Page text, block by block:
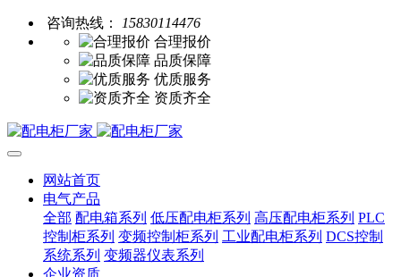
咨询热线：
15830114476
合理报价
品质保障
优质服务
资质齐全
网站首页
电气产品
全部 配电箱系列 低压配电柜系列 高压配电柜系列 PLC
控制柜系列 变频控制柜系列 工业配电柜系列 DCS控制
系统系列 变频器仪表系列
企业资质